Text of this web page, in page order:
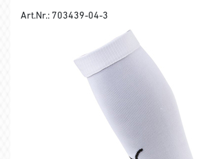
Art.Nr.: 703439-04-3